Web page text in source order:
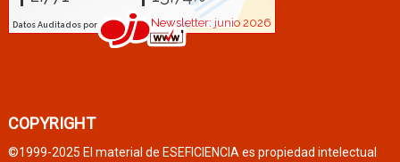
COPYRIGHT
©1999-2025 El material de ESEFICIENCIA es propiedad intelectual